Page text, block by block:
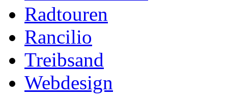
Radtouren
Rancilio
Treibsand
Webdesign